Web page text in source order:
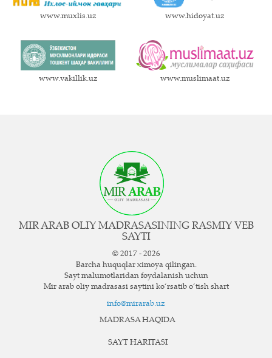
www.muxlis.uz www.hidoyat.uz
www.vakillik.uz www.muslimaat.uz
MIR ARAB OLIY MADRASASINING RASMIY VEB
SAYTI
© 2017 - 2026
Barcha huquqlar ximoya qilingan.
Sayt ma`lumotlaridan foydalanish uchun
Mir arab oliy madrasasi saytini ko‘rsatib o‘tish shart
info@mirarab.uz
MADRASA HAQIDA
SAYT HARITASI